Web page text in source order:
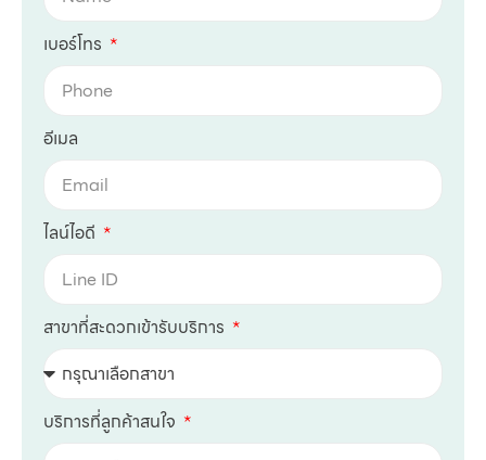
เบอร์โทร
อีเมล
ไลน์ไอดี
สาขาที่สะดวกเข้ารับบริการ
บริการที่ลูกค้าสนใจ